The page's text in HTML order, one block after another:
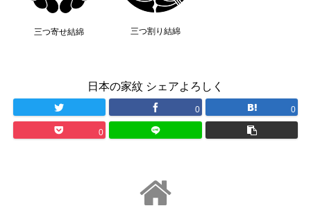
三つ寄せ結綿 三つ割り結綿
日本の家紋 シェアよろしく
0 0
0